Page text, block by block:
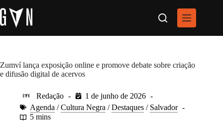
para
o
conteúdo
Zumví lança exposição online e promove debate sobre criação
e difusão digital de acervos
Redação
1 de junho de 2026
Agenda /Cultura Negra /Destaques / Salvador
5 mins